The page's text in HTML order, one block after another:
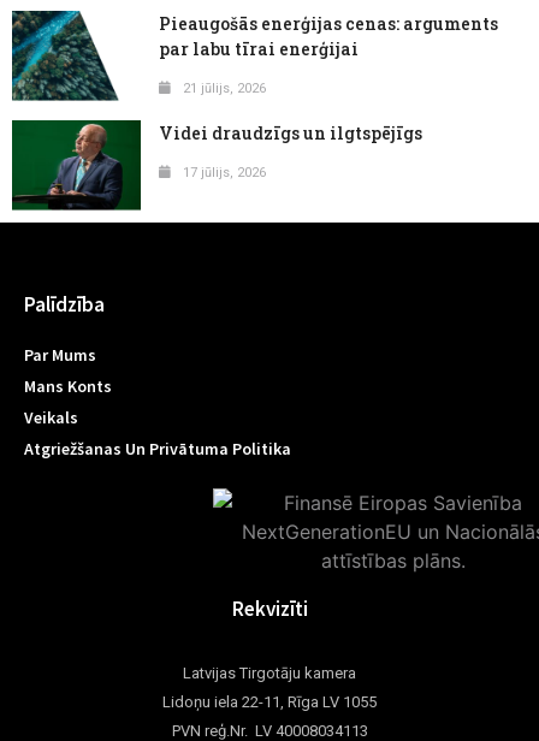
Pieaugošās enerģijas cenas: arguments
par labu tīrai enerģijai
21 jūlijs, 2026
Videi draudzīgs un ilgtspējīgs
17 jūlijs, 2026
Palīdzība
Par Mums
Mans Konts
Veikals
Atgriežšanas Un Privātuma Politika
Rekvizīti
Latvijas Tirgotāju kamera
Lidoņu iela 22-11, Rīga LV 1055
PVN reģ.Nr. LV 40008034113